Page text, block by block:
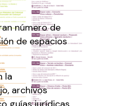
número de
de espacios
la
archivos